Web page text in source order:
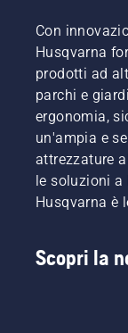
Con
Husqvarna
prodotti ad
parchi e
ergonomia,
un'ampia e
attrezzature
le soluzioni a
Husqvarna è
Scopri la